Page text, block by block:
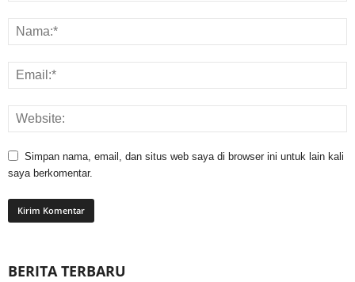
Simpan nama, email, dan situs web saya di browser ini untuk lain kali
saya berkomentar.
BERITA TERBARU